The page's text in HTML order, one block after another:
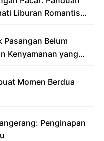
Liburan Romantis
Belum
Kenyamanan yang
Momen Berdua
Penginapan